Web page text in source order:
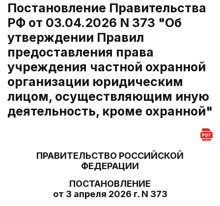
Постановление Правительства
РФ от 03.04.2026 N 373 "Об
утверждении Правил
предоставления права
учреждения частной охранной
организации юридическим
лицом, осуществляющим иную
деятельность, кроме охранной"
ПРАВИТЕЛЬСТВО РОССИЙСКОЙ
ФЕДЕРАЦИИ
ПОСТАНОВЛЕНИЕ
от 3 апреля 2026 г. N 373